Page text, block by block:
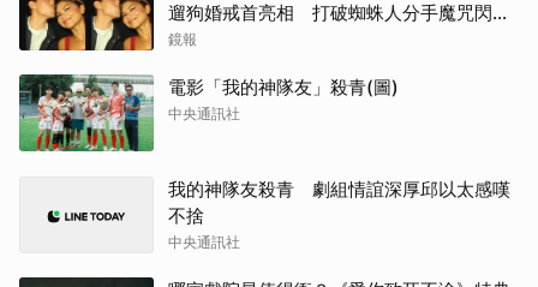
遛狗婚戒首亮相 打破蜘蛛人分手魔咒閃爆
全場
鏡報
電影「我的神隊友」殺青(圖)
中央通訊社
我的神隊友殺青 劇組情誼深厚邱以太感嘆
不捨
中央通訊社